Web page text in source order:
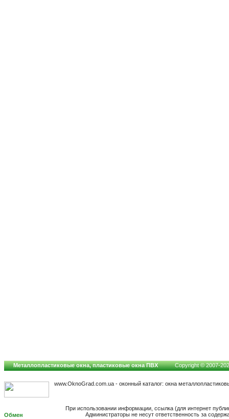
Металлопластиковые окна, пластиковые окна ПВХ Copyright © 2007-
www.OknoGrad.com.ua - оконный каталог: окна
При использовании информации, ссылка (для интернет
Администраторы не несут ответственность за
Обмен